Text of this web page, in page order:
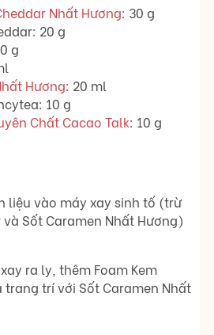
Nhất Hương: 30 g
20 g
g
Hương: 20 ml
10 g
Chất Cacao Talk: 10 g
liệu vào máy xay sinh tố (trừ
và Sốt Caramen Nhất Hương)
ra ly, thêm Foam Kem
trang trí với Sốt Caramen Nhất